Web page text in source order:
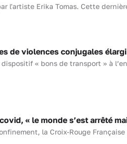
l'artiste Erika Tomas. Cette
de violences conjugales
« bons de transport » à
« le monde s’est arrêté
la Croix-Rouge